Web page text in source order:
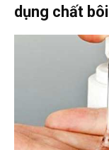
dụng chất